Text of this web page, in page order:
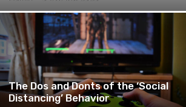
The Dos and Donts of the ‘Social
Distancing’ Behavior